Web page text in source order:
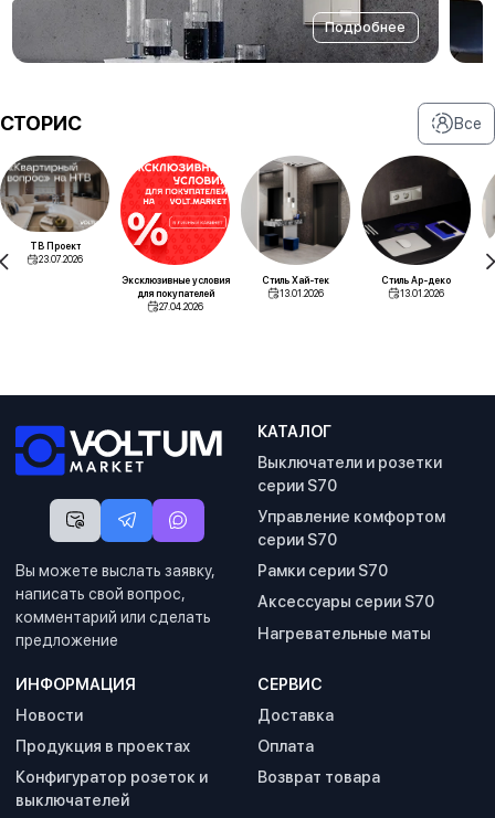
Подробнее
СТОРИС Все
ТВ Проект
23.07.2026
Эксклюзивные условия
для покупателей
27.04.2026
Стиль Хай-тек
13.01.2026
Стиль Ар-деко
13.01.2026
Вы можете выслать заявку,
написать свой вопрос,
комментарий или сделать
предложение
КАТАЛОГ
Выключатели и розетки
серии S70
Управление комфортом
серии S70
Рамки серии S70
Аксессуары серии S70
Нагревательные маты
ИНФОРМАЦИЯ
Новости
Продукция в проектах
Конфигуратор розеток и
выключателей
СЕРВИС
Доставка
Оплата
Возврат товара